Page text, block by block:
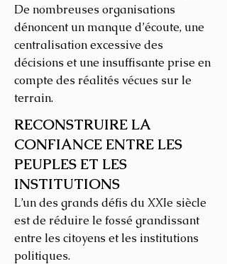
De nombreuses organisations
dénoncent un manque d’écoute, une
centralisation excessive des
décisions et une insuffisante prise en
compte des réalités vécues sur le
terrain.
RECONSTRUIRE LA
CONFIANCE ENTRE LES
PEUPLES ET LES
INSTITUTIONS
L’un des grands défis du XXIe siècle
est de réduire le fossé grandissant
entre les citoyens et les institutions
politiques.